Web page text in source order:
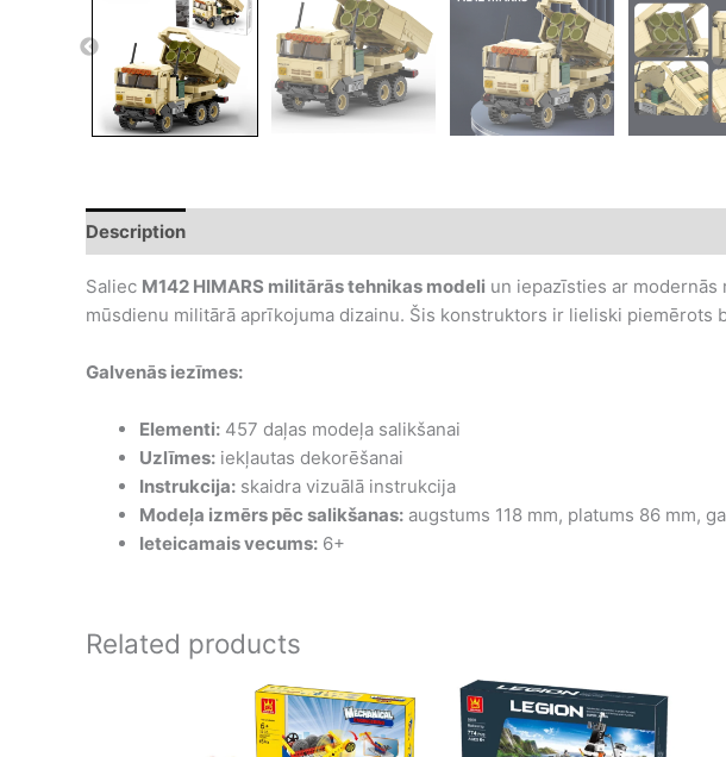
Description
Saliec M142 HIMARS militārās tehnikas modeli un iepazīsties ar
mūsdienu militārā aprīkojuma dizainu. Šis konstruktors ir lieliski piemērots
Galvenās iezīmes:
Elementi: 457 daļas modeļa salikšanai
Uzlīmes: iekļautas dekorēšanai
Instrukcija: skaidra vizuālā instrukcija
Modeļa izmērs pēc salikšanas: augstums 118 mm, platums 86 mm,
Ieteicamais vecums: 6+
Related products